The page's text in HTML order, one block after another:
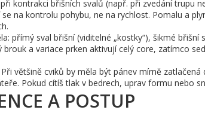
kontrakci břišních svalů (např. při zvedání trupu
na kontrolu pohybu, ne na rychlost. Pomalu a
přímý sval břišní (viditelné „kostky“), šikmé břišní
a variace prken aktivují celý core, zatímco
většině cviků by měla být pánev mírně
Pokud cítíš tlak v bedrech, uprav formu nebo
A POSTUP